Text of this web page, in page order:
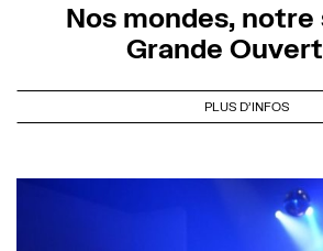
Nos mondes,
Grande
PLUS D'INFOS